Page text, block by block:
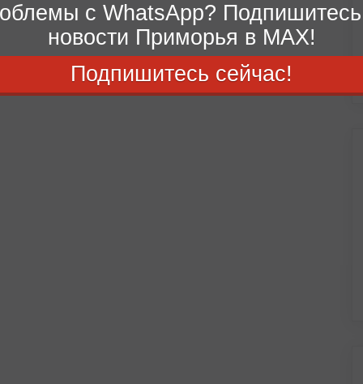
с WhatsApp?
новости Приморья в MAX!
Подпишитесь сейчас!